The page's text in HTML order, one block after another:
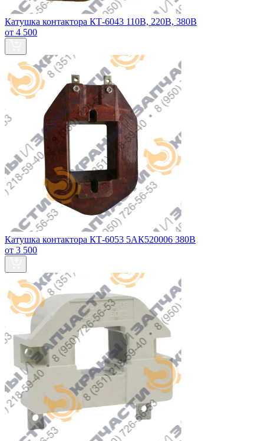
Катушка контактора КТ-6043 110В, 220В, 380В
от 4 500
Катушка контактора КТ-6053 5АК520006 380В
от 3 500